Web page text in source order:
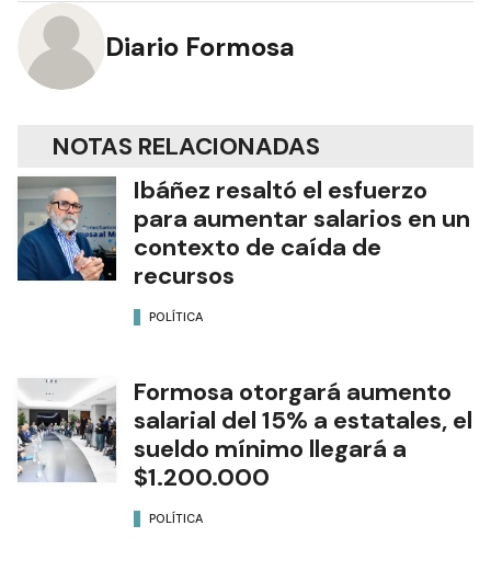
Diario Formosa
NOTAS RELACIONADAS
Ibáñez resaltó el esfuerzo
para aumentar salarios en un
contexto de caída de
recursos
POLÍTICA
Formosa otorgará aumento
salarial del 15% a estatales, el
sueldo mínimo llegará a
$1.200.000
POLÍTICA